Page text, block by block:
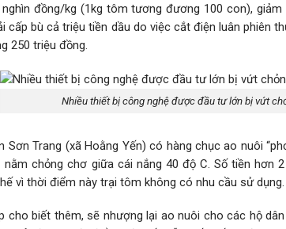
đồng/kg (1kg tôm tương đương 100 con),
cấp bù cả triệu tiền dầu do việc cắt điện luân phiên
250 triệu đồng.
Nhiều thiết bị công nghệ được đầu tư lớn bị vứt
Sơn Trang (xã Hoằng Yến) có hàng chục ao nuôi
nằm chỏng chơ giữa cái nắng 40 độ C. Số tiền
vì thời điểm này trại tôm không có nhu cầu sử dụng.
cho biết thêm, sẽ nhượng lại ao nuôi cho các hộ